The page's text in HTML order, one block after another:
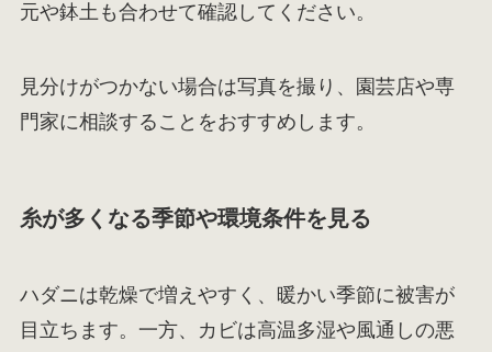
元や鉢土も合わせて確認してください。
見分けがつかない場合は写真を撮り、園芸店や専
門家に相談することをおすすめします。
糸が多くなる季節や環境条件を見る
ハダニは乾燥で増えやすく、暖かい季節に被害が
目立ちます。一方、カビは高温多湿や風通しの悪